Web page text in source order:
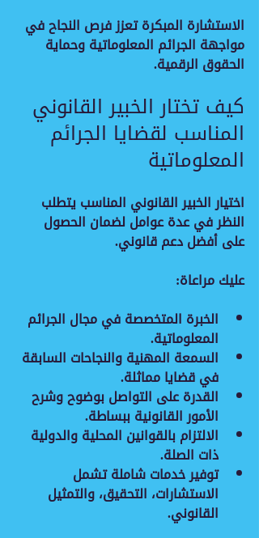
الاستشارة المبكرة تعزز فرص النجاح في
مواجهة الجرائم المعلوماتية وحماية
الحقوق الرقمية.
كيف تختار الخبير القانوني
المناسب لقضايا الجرائم
المعلوماتية
اختيار الخبير القانوني المناسب يتطلب
النظر في عدة عوامل لضمان الحصول
على أفضل دعم قانوني.
عليك مراعاة:
الخبرة المتخصصة في مجال الجرائم
المعلوماتية.
السمعة المهنية والنجاحات السابقة
في قضايا مماثلة.
القدرة على التواصل بوضوح وشرح
الأمور القانونية ببساطة.
الالتزام بالقوانين المحلية والدولية
ذات الصلة.
توفير خدمات شاملة تشمل
الاستشارات، التحقيق، والتمثيل
القانوني.